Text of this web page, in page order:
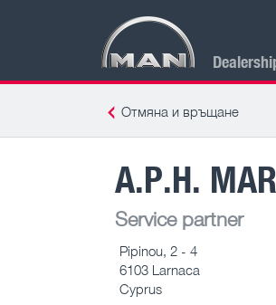
Отмяна и връщане
A.P.H.
Service partner
Pipinou, 2 - 4
6103 Larnaca
Cyprus